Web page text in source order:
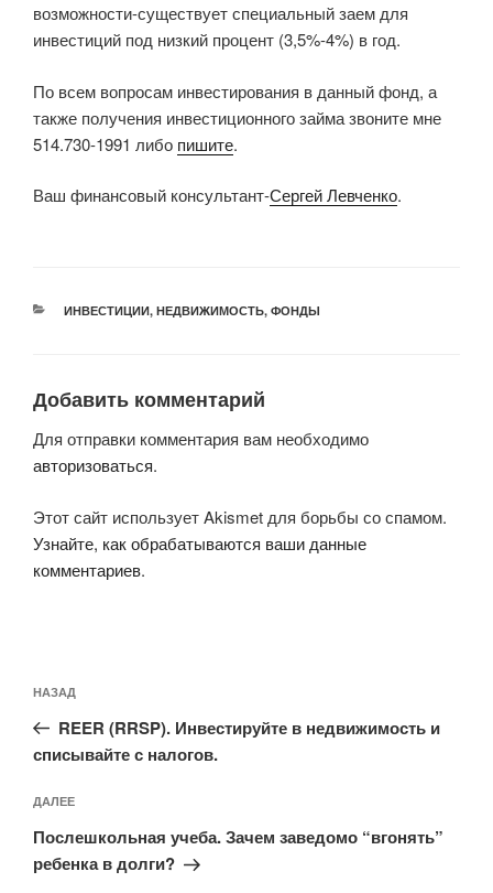
возможности-существует специальный заем для
инвестиций под низкий процент (3,5%-4%) в год.
По всем вопросам инвестирования в данный фонд, а
также получения инвестиционного займа звоните мне
514.730-1991 либо пишите.
Ваш финансовый консультант-Сергей Левченко.
РУБРИКИ
ИНВЕСТИЦИИ, НЕДВИЖИМОСТЬ, ФОНДЫ
Добавить комментарий
Для отправки комментария вам необходимо
авторизоваться.
Этот сайт использует Akismet для борьбы со спамом.
Узнайте, как обрабатываются ваши данные
комментариев.
по
записям
Предыдущая
запись:
НАЗАД
REER (RRSP). Инвестируйте в недвижимость и
списывайте с налогов.
Следующая
запись
ДАЛЕЕ
Послешкольная учеба. Зачем заведомо “вгонять”
ребенка в долги?